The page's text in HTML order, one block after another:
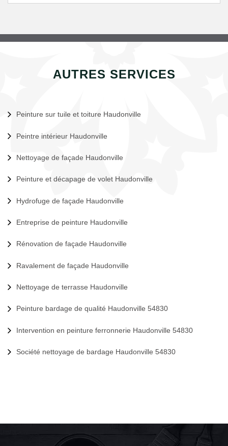
AUTRES SERVICES
Peinture sur tuile et toiture Haudonville
Peintre intérieur Haudonville
Nettoyage de façade Haudonville
Peinture et décapage de volet Haudonville
Hydrofuge de façade Haudonville
Entreprise de peinture Haudonville
Rénovation de façade Haudonville
Ravalement de façade Haudonville
Nettoyage de terrasse Haudonville
Peinture bardage de qualité Haudonville 54830
Intervention en peinture ferronnerie Haudonville 54830
Société nettoyage de bardage Haudonville 54830